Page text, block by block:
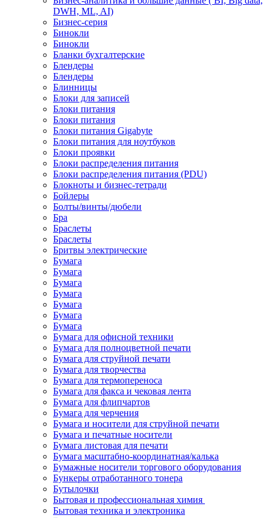
DWH, ML, AI)
Бизнес-серия
Бинокли
Бинокли
Бланки бухгалтерские
Блендеры
Блендеры
Блинницы
Блоки для записей
Блоки питания
Блоки питания
Блоки питания Gigabyte
Блоки питания для ноутбуков
Блоки проявки
Блоки распределения питания
Блоки распределения питания (PDU)
Блокноты и бизнес-тетради
Бойлеры
Болты/винты/дюбели
Бра
Браслеты
Браслеты
Бритвы электрические
Бумага
Бумага
Бумага
Бумага
Бумага
Бумага
Бумага
Бумага для офисной техники
Бумага для полноцветной печати
Бумага для струйной печати
Бумага для творчества
Бумага для термопереноса
Бумага для факса и чековая лента
Бумага для флипчартов
Бумага для черчения
Бумага и носители для струйной печати
Бумага и печатные носители
Бумага листовая для печати
Бумага масштабно-координатная/калька
Бумажные носители торгового оборудования
Бункеры отработанного тонера
Бутылочки
Бытовая и профессиональная химия
Бытовая техника и электроника